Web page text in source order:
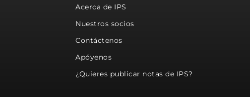
Acerca de IPS
Nuestros socios
Contáctenos
Apóyenos
¿Quieres publicar notas de IPS?